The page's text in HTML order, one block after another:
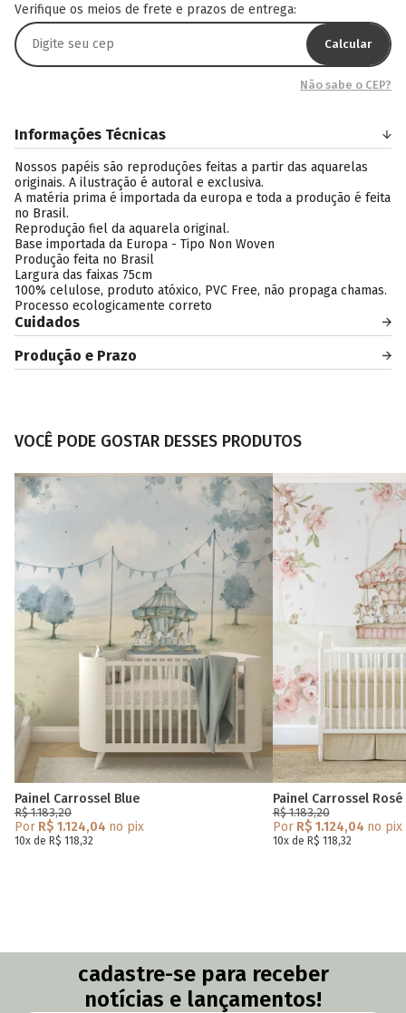
Verifique os meios de frete e prazos de entrega:
Calcular
Não sabe o CEP?
Informações Técnicas
Nossos papéis são reproduções feitas a partir das aquarelas
originais. A ilustração é autoral e exclusiva.
A matéria prima é importada da europa e toda a produção é feita
no Brasil.
Reprodução fiel da aquarela original.
Base importada da Europa - Tipo Non Woven
Produção feita no Brasil
Largura das faixas 75cm
100% celulose, produto atóxico, PVC Free, não propaga chamas.
Processo ecologicamente correto
Cuidados
Produção e Prazo
VOCÊ PODE GOSTAR DESSES PRODUTOS
Painel Carrossel Blue
R$ 1.183,20
Por R$ 1.124,04 no pix
10x de R$ 118,32
Painel Carrossel Rosé
R$ 1.183,20
PorR$ 1.124,04 no pix
10x de R$ 118,32
cadastre-se para receber
notícias e lançamentos!